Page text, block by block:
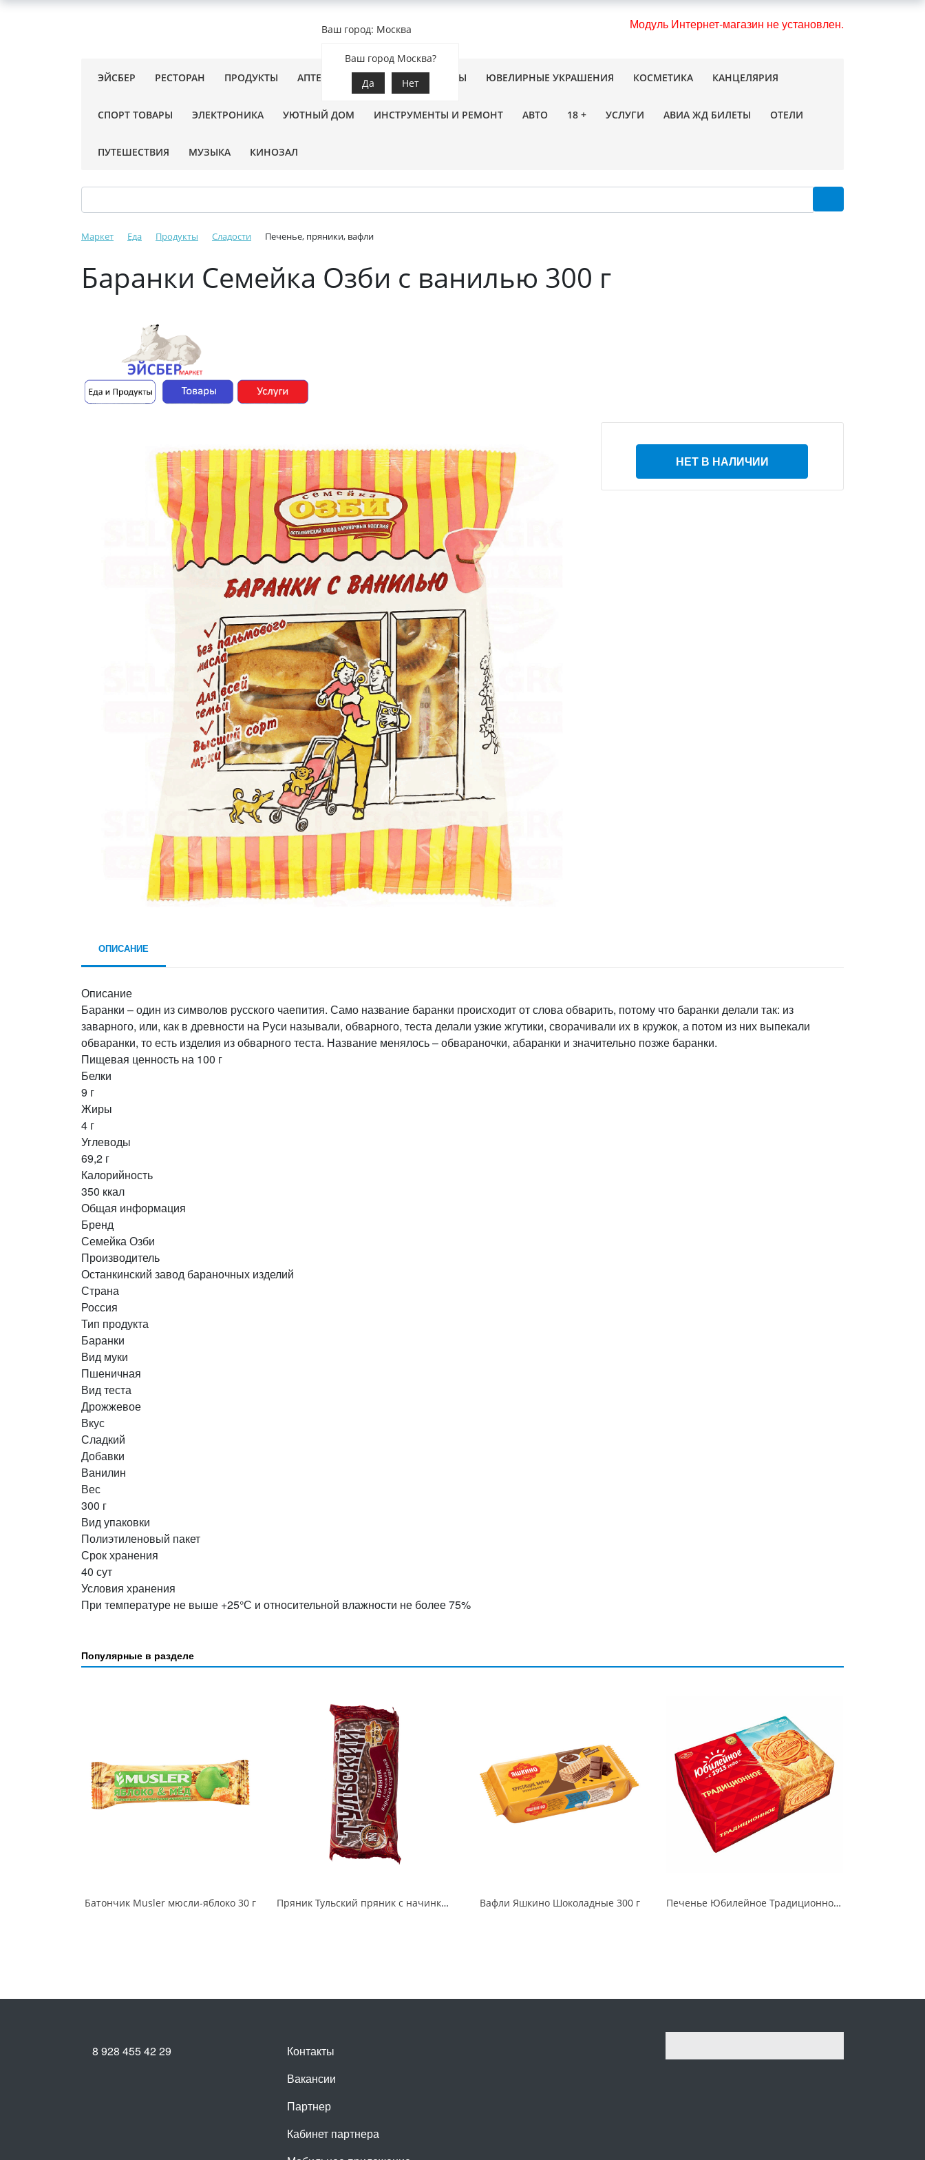
Модуль Интернет-магазин не установлен.
Ваш город: Москва
Ваш город Москва?
Да
Нет
ЭЙСБЕР РЕСТОРАН ПРОДУКТЫ АПТЕКА ЗООТОВАРЫ ЦВЕТЫ ЮВЕЛИРНЫЕ УКРАШЕНИЯ КОСМЕТИКА КАНЦЕЛЯРИЯ
СПОРТ ТОВАРЫ ЭЛЕКТРОНИКА УЮТНЫЙ ДОМ ИНСТРУМЕНТЫ И РЕМОНТ АВТО 18 + УСЛУГИ АВИА ЖД БИЛЕТЫ ОТЕЛИ
ПУТЕШЕСТВИЯ МУЗЫКА КИНОЗАЛ
Маркет Еда Продукты Сладости Печенье, пряники, вафли
Баранки Семейка Озби с ванилью 300 г
НЕТ В НАЛИЧИИ
ОПИСАНИЕ
Описание
Баранки – один из символов русского чаепития. Само название баранки происходит от слова обварить, потому что баранки делали так: из
заварного, или, как в древности на Руси называли, обварного, теста делали узкие жгутики, сворачивали их в кружок, а потом из них выпекали
обваранки, то есть изделия из обварного теста. Название менялось – обвараночки, абаранки и значительно позже баранки.
Пищевая ценность на 100 г
Белки
9 г
Жиры
4 г
Углеводы
69,2 г
Калорийность
350 ккал
Общая информация
Бренд
Семейка Озби
Производитель
Останкинский завод бараночных изделий
Страна
Россия
Тип продукта
Баранки
Вид муки
Пшеничная
Вид теста
Дрожжевое
Вкус
Сладкий
Добавки
Ванилин
Вес
300 г
Вид упаковки
Полиэтиленовый пакет
Срок хранения
40 сут
Условия хранения
При температуре не выше +25°С и относительной влажности не более 75%
Популярные в разделе
Батончик Musler мюсли-яблоко 30 г Пряник Тульский пряник с начинкой вареная сгущенка 140 г Вафли Яшкино Шоколадные 300 г Печенье Юбилейное Традиционное сахарное витаминизированное 313 г
Контакты
Вакансии
Партнер
Кабинет партнера
8 928 455 42 29